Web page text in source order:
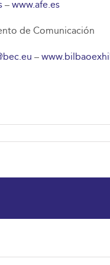
– www.afe.es
de Comunicación
–